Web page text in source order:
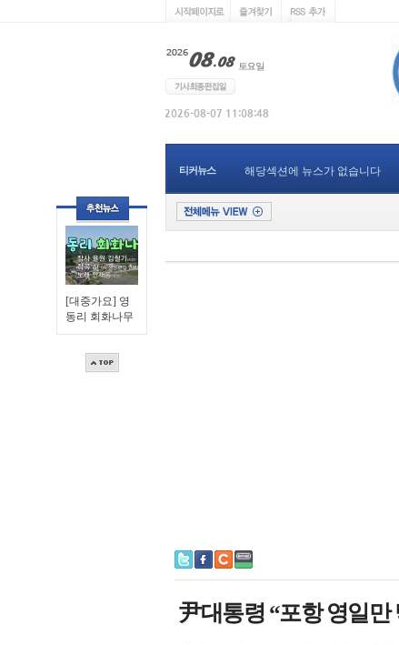
[대중가요] 영
동리 회화나무
티커뉴스 해당섹션에 뉴스가 없습니다
尹대통령 “포항 영일만